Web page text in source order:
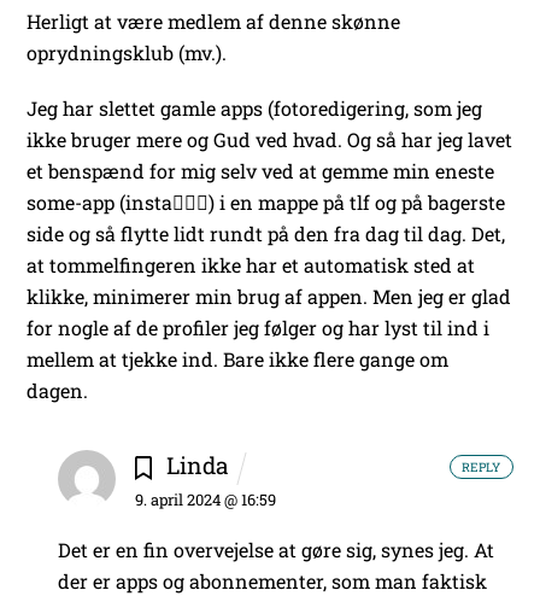
Herligt at være medlem af denne skønne
oprydningsklub (mv.).
Jeg har slettet gamle apps (fotoredigering, som jeg
ikke bruger mere og Gud ved hvad. Og så har jeg lavet
et benspænd for mig selv ved at gemme min eneste
some-app (insta🤷🏼‍♀️) i en mappe på tlf og på bagerste
side og så flytte lidt rundt på den fra dag til dag. Det,
at tommelfingeren ikke har et automatisk sted at
klikke, minimerer min brug af appen. Men jeg er glad
for nogle af de profiler jeg følger og har lyst til ind i
mellem at tjekke ind. Bare ikke flere gange om
dagen.
Linda
9. april 2024 @ 16:59
Det er en fin overvejelse at gøre sig, synes jeg. At
der er apps og abonnementer, som man faktisk
REPLY